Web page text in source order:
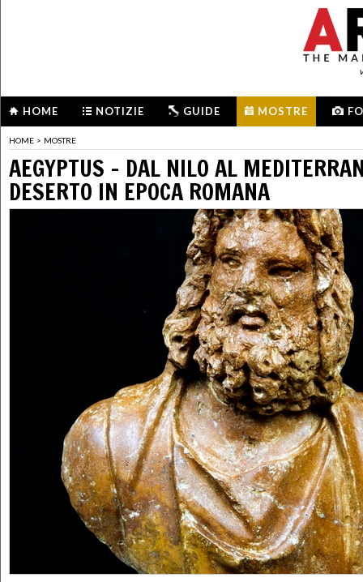
HOME NOTIZIE GUIDE MOSTRE
HOME > MOSTRE
AEGYPTUS – DAL NILO AL
DESERTO IN EPOCA ROMANA